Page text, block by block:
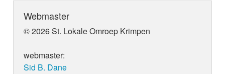
Webmaster
© 2026 St. Lokale Omroep Krimpen
webmaster:
Sid B. Dane